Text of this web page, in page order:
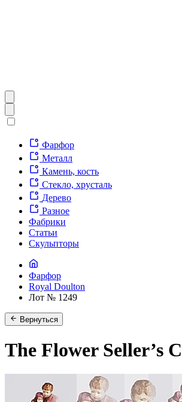
Фарфор
Металл
Камень, кость
Стекло, хрусталь
Дерево
Разное
Фабрики
Статьи
Скульпторы
Фарфор
Royal Doulton
Лот № 1249
Вернуться
The Flower Seller’s